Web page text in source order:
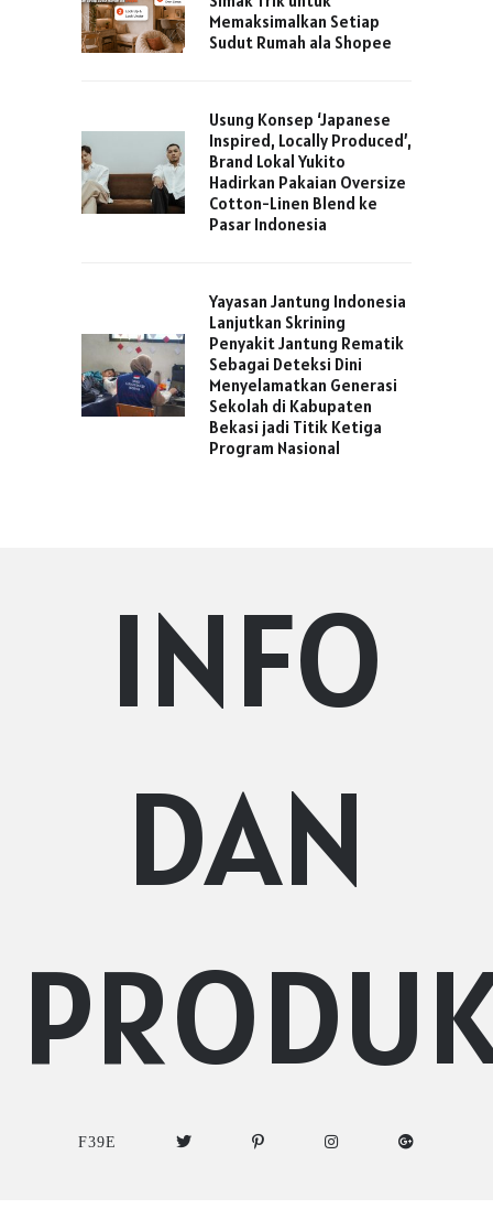
Memaksimalkan Setiap
Sudut Rumah ala Shopee
Usung Konsep ‘Japanese
Inspired, Locally Produced’,
Brand Lokal Yukito
Hadirkan Pakaian Oversize
Cotton-Linen Blend ke
Pasar Indonesia
Yayasan Jantung Indonesia
Lanjutkan Skrining
Penyakit Jantung Rematik
Sebagai Deteksi Dini
Menyelamatkan Generasi
Sekolah di Kabupaten
Bekasi jadi Titik Ketiga
Program Nasional
INFO
DAN